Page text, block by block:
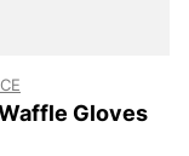
Gloves